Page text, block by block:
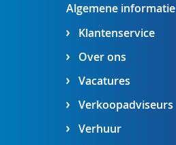
Algemene informatie
Klantenservice
Over ons
Vacatures
Verkoopadviseurs
Verhuur